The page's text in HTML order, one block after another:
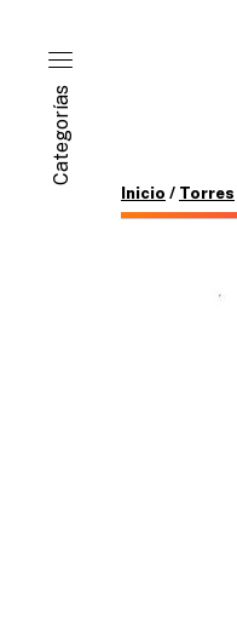
Categorías
Inicio / Torres